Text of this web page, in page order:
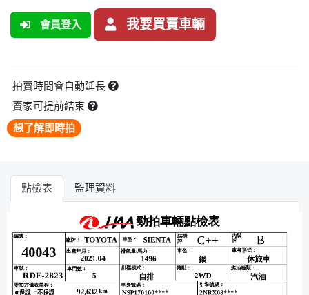
會員登入 我要買賣車輛
拍賣時間會自動延長
賣家可提前結束
想了解即時拍
點檢表 監理資料